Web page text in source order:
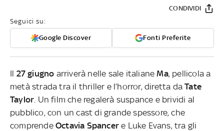
Seguici su:
Google Discover Fonti Preferite
CONDIVIDI
Il 27 giugno arriverà nelle sale italianeMa, pellicola a
metà strada tra il thriller e l’horror, diretta daTate
Taylor . Un film che regalerà suspance e brividi al
pubblico, con un cast di grande spessore, che
comprende Octavia Spancer e Luke Evans, tra gli